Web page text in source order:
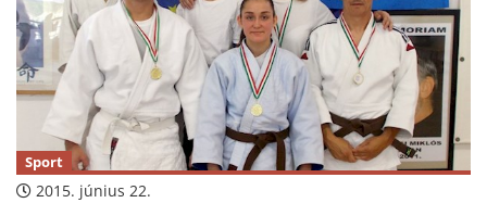
Sport
2015. június 22.